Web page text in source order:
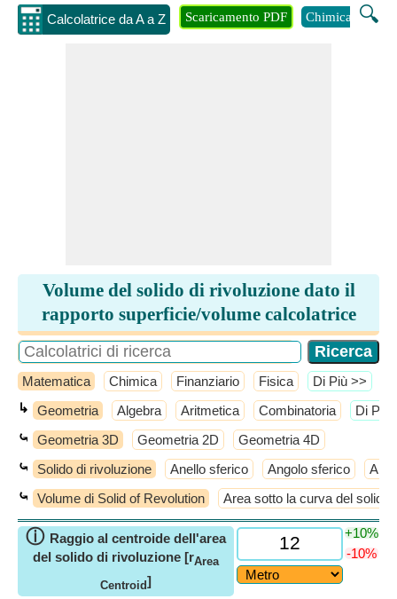
Calcolatrice da A a Z 🔍
Scaricamento PDF Chimica
Volume del solido di rivoluzione dato il
rapporto superficie/volume calcolatrice
Matematica Chimica Finanziario Fisica ​Di Più >>
↳ Geometria Algebra Aritmetica Combinatoria ​Di Più
⤿ Geometria 3D Geometria 2D Geometria 4D
⤿ Solido di rivoluzione Anello sferico Angolo sferico
⤿ Volume di Solid of Revolution Area sotto la curva del solido
ⓘ Raggio al centroide dell'area
del solido di rivoluzione [rArea
Centroid]
+10%
-10%